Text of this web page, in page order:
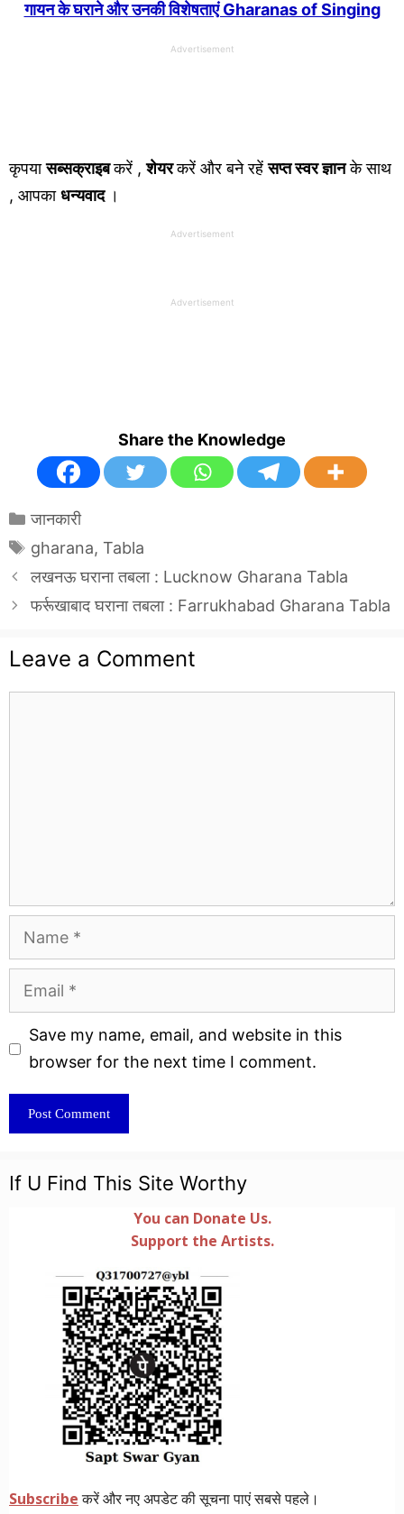
गायन के घराने और उनकी विशेषताएं Gharanas of Singing
Advertisement
कृपयासब्सक्राइबकरें ,शेयरकरें और बने रहेंसप्त स्वर ज्ञानके साथ
, आपकाधन्यवाद ।
Advertisement
Advertisement
Share the Knowledge
Categories
जानकारी
Tags
gharana, Tabla
लखनऊ घराना तबला : Lucknow Gharana Tabla
फर्रूखाबाद घराना तबला : Farrukhabad Gharana Tabla
Leave a Comment
Name
Email
Website
Save my name, email, and website in this
browser for the next time I comment.
If U Find This Site Worthy